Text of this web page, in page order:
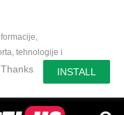
tehnologije i
INSTALL